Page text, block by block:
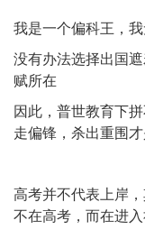
我是一个偏科王，
没有办法选择出国
赋所在
因此，普世教育下
走偏锋，杀出重围
高考并不代表上岸
不在高考，而在进入